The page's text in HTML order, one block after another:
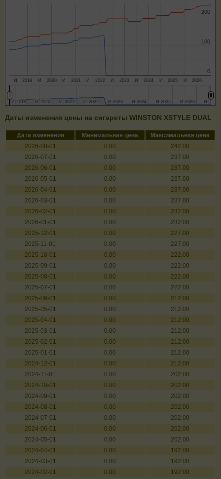
2019 2020 2021 2022 2023 2024 2025 2026
И И И И И И И И
0
0
100
100
200
200
2019
2019 2020
2020 2021
2021 2022
2022 2023
2023 2024
2024 2025
2025 2026
2026
ИИ ИИ ИИ ИИ ИИ ИИ ИИ ИИ ИИ
Даты изменения цены на сигареты WINSTON XSTYLE DUAL
Дата изменения Минимальная цена
Максимальная цена
2026-08-01
0.00
242.00
2026-07-01
0.00
237.00
2026-06-01
0.00
237.00
2026-05-01
0.00
237.00
2026-04-01
0.00
237.00
2026-03-01
0.00
237.00
2026-02-01
0.00
232.00
2026-01-01
0.00
232.00
2025-12-01
0.00
227.00
2025-11-01
0.00
227.00
2025-10-01
0.00
222.00
2025-09-01
0.00
222.00
2025-08-01
0.00
222.00
2025-07-01
0.00
222.00
2025-06-01
0.00
212.00
2025-05-01
0.00
212.00
2025-04-01
0.00
212.00
2025-03-01
0.00
212.00
2025-02-01
0.00
212.00
2025-01-01
0.00
212.00
2024-12-01
0.00
212.00
2024-11-01
0.00
202.00
2024-10-01
0.00
202.00
2024-09-01
0.00
202.00
2024-08-01
0.00
202.00
2024-07-01
0.00
202.00
2024-06-01
0.00
202.00
2024-05-01
0.00
202.00
2024-04-01
0.00
192.00
2024-03-01
0.00
192.00
2024-02-01
0.00
192.00